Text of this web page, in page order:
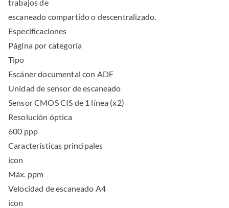
trabajos de
escaneado compartido o descentralizado.
Especificaciones
Página por categoría
Tipo
Escáner documental con ADF
Unidad de sensor de escaneado
Sensor CMOS CIS de 1 línea (x2)
Resolución óptica
600 ppp
Características principales
icon
Máx. ppm
Velocidad de escaneado A4
icon